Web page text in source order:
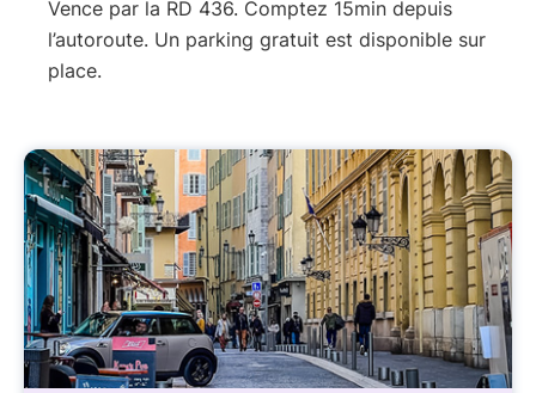
Vence par la RD 436. Comptez 15min depuis
l’autoroute. Un parking gratuit est disponible sur
place.